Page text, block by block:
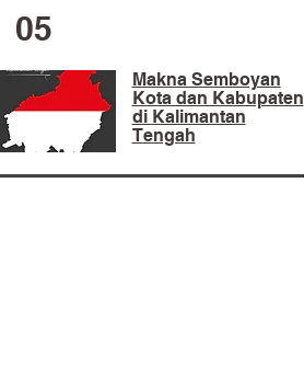
05
Makna Semboyan
Kota dan Kabupaten
di Kalimantan
Tengah